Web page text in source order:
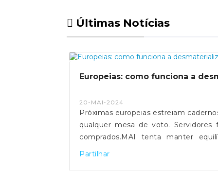
Últimas Notícias
Europeias: como funciona a
20-MAI-2024
Próximas europeias estreiam
qualquer mesa de voto.
comprados.MAI tenta manter
detalhes de segurança. Fonte: Expresso - https://expresso.pt/politica/eleicoes/europeias-
Partilhar